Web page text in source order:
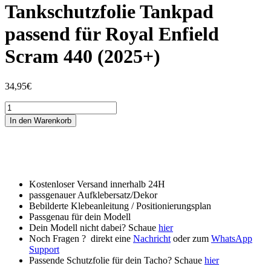
Tankschutzfolie Tankpad
passend für Royal Enfield
Scram 440 (2025+)
34,95€
Tankschutzfolie
Tankpad
passend
(2025+)
Menge
In den Warenkorb
Kostenloser Versand innerhalb 24H
passgenauer Aufklebersatz/Dekor
Bebilderte Klebeanleitung / Positionierungsplan
Passgenau für dein Modell
Dein Modell nicht dabei? Schaue hier
Noch Fragen ? direkt eine Nachricht oder zum WhatsApp
Support
Passende Schutzfolie für dein Tacho? Schaue hier